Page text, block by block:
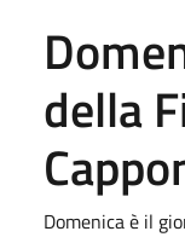
della
Domenica è il